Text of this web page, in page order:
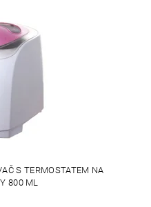
S TERMOSTATEM NA
800 ML